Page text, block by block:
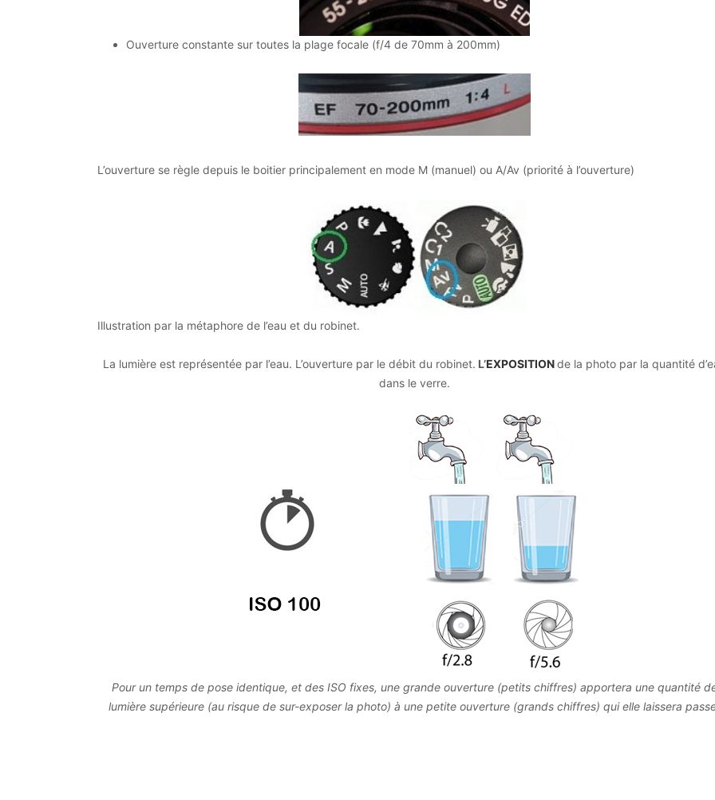
Ouverture constante sur toutes la plage focale (f/4 de 70mm à 200mm)
L’ouverture se règle depuis le boitier principalement en mode M (manuel) ou A/Av (priorité à l’ouverture)
Illustration par la métaphore de l’eau et du robinet.
La lumière est représentée par l’eau. L’ouverture par le débit du robinet. L’EXPOSITIONde la photo par la quantité
dans le verre.
Pour un temps de pose identique, et des ISO fixes, une grande ouverture (petits chiffres) apportera une quantité
lumière supérieure (au risque de sur-exposer la photo) à une petite ouverture (grands chiffres) qui elle laissera